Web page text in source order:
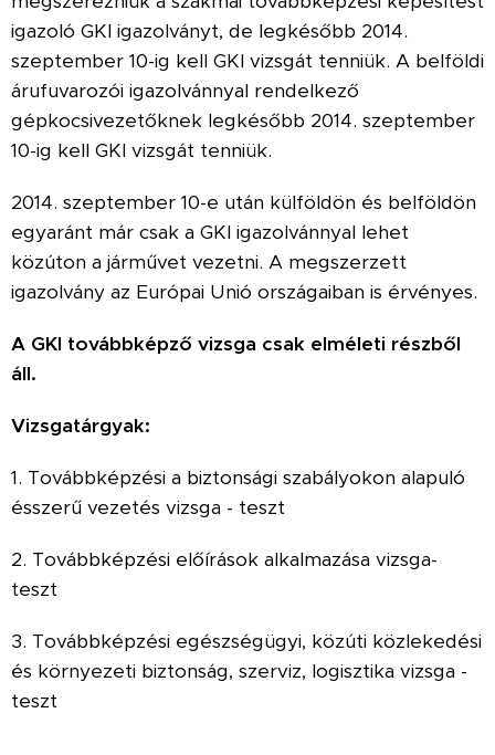
igazoló GKI igazolványt, de legkésőbb 2014.
szeptember 10-ig kell GKI vizsgát tenniük. A belföldi
árufuvarozói igazolvánnyal rendelkező
gépkocsivezetőknek legkésőbb 2014. szeptember
10-ig kell GKI vizsgát tenniük.
2014. szeptember 10-e után külföldön és belföldön
egyaránt már csak a GKI igazolvánnyal lehet
közúton a járművet vezetni. A megszerzett
igazolvány az Európai Unió országaiban is érvényes.
A GKI továbbképző vizsga csak elméleti részből
áll.
Vizsgatárgyak:
1. Továbbképzési a biztonsági szabályokon alapuló
ésszerű vezetés vizsga - teszt
2. Továbbképzési előírások alkalmazása vizsga-
teszt
3. Továbbképzési egészségügyi, közúti közlekedési
és környezeti biztonság, szerviz, logisztika vizsga -
teszt